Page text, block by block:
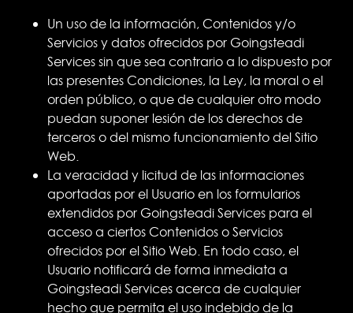
Un uso de la información, Contenidos y/o
Servicios y datos ofrecidos por Goingsteadi
Services sin que sea contrario a lo dispuesto por
las presentes Condiciones, la Ley, la moral o el
orden público, o que de cualquier otro modo
puedan suponer lesión de los derechos de
terceros o del mismo funcionamiento del Sitio
Web.
La veracidad y licitud de las informaciones
aportadas por el Usuario en los formularios
extendidos por Goingsteadi Services para el
acceso a ciertos Contenidos o Servicios
ofrecidos por el Sitio Web. En todo caso, el
Usuario notificará de forma inmediata a
Goingsteadi Services acerca de cualquier
hecho que permita el uso indebido de la